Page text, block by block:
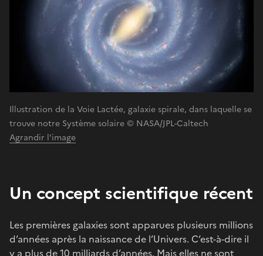
Illustration de la Voie Lactée, galaxie spirale, dans laquelle se
trouve notre Système solaire © NASA/JPL-Caltech
Agrandir l'image
Un concept scientifique récent
Les premières galaxies sont apparues plusieurs millions
d’années après la naissance de l’Univers. C’est-à-dire il
y a plus de 10 milliards d’années. Mais elles ne sont